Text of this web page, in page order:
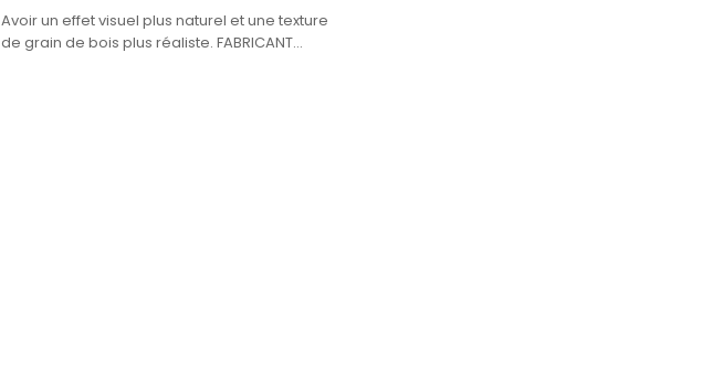
Avoir un effet visuel plus naturel et une texture
de grain de bois plus réaliste. FABRICANT